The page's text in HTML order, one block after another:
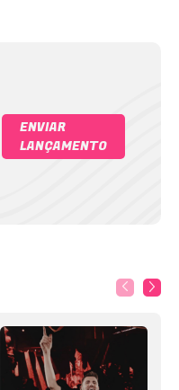
ENVIAR
LANÇAMENTO